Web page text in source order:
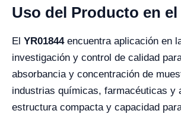
Uso del Producto en el
El YR01844encuentra aplicación en
investigación y control de calidad
absorbancia y concentración de
industrias químicas, farmacéuticas y
estructura compacta y capacidad